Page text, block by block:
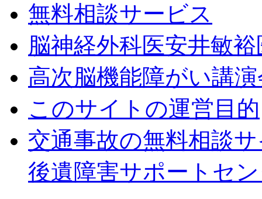
無料相談サービス
脳神経外科医安井敏
高次脳機能障がい講
このサイトの運営目的
交通事故の無料相談
後遺障害サポートセ